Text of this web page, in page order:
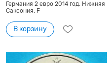
Германия 2 евро 2014 год. Нижняя
Саксония. F
В корзину